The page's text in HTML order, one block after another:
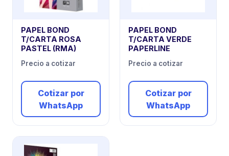
PAPEL BOND
T/CARTA ROSA
PASTEL (RMA)
Precio a cotizar
Cotizar por
WhatsApp
PAPEL BOND
T/CARTA VERDE
PAPERLINE
Precio a cotizar
Cotizar por
WhatsApp